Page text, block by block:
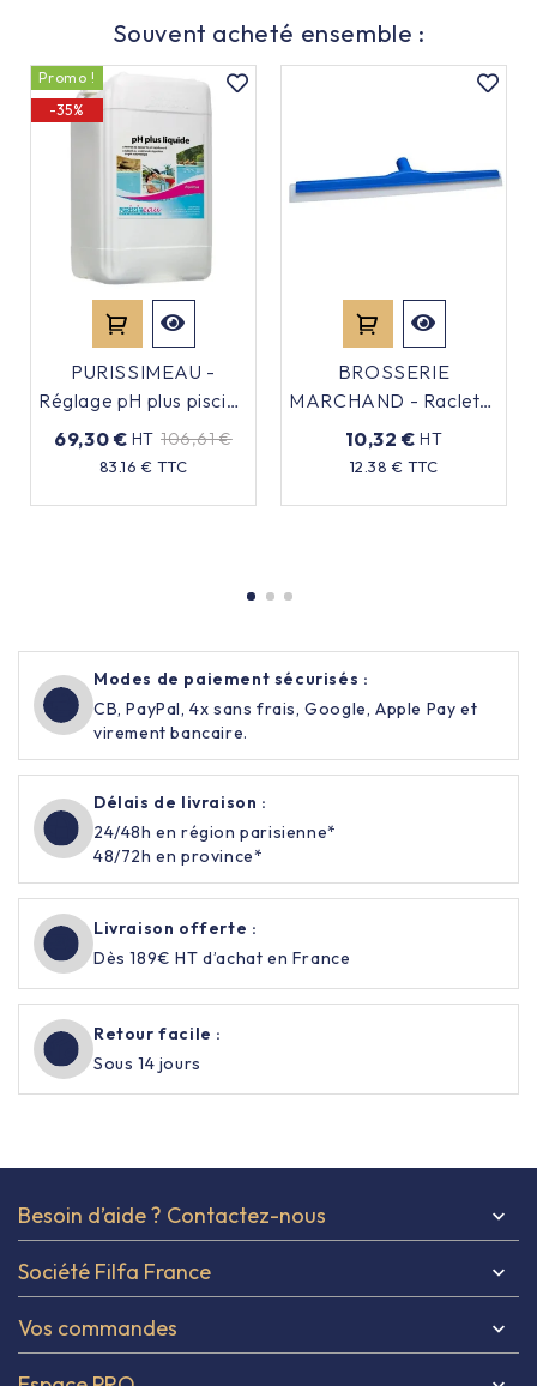
Souvent acheté ensemble :
Promo !
-35%
PURISSIMEAU -
Réglage pH plus piscine
20L
69,30 € HT
Prix
base
106,61 €
83.16 € TTC
Prix
BROSSERIE
MARCHAND - Raclette
sol alimentaire HACCP
- 45 CM
10,32 € HT
12.38 € TTC
Prix
Modes de paiement sécurisés :
CB, PayPal, 4x sans frais, Google, Apple Pay et
virement bancaire.
Délais de livraison :
24/48h en région parisienne*
48/72h en province*
Livraison offerte :
Dès 189€ HT d’achat en France
Retour facile :
Sous 14 jours
Besoin d’aide ? Contactez-nous 
Société Filfa France 
Vos commandes 